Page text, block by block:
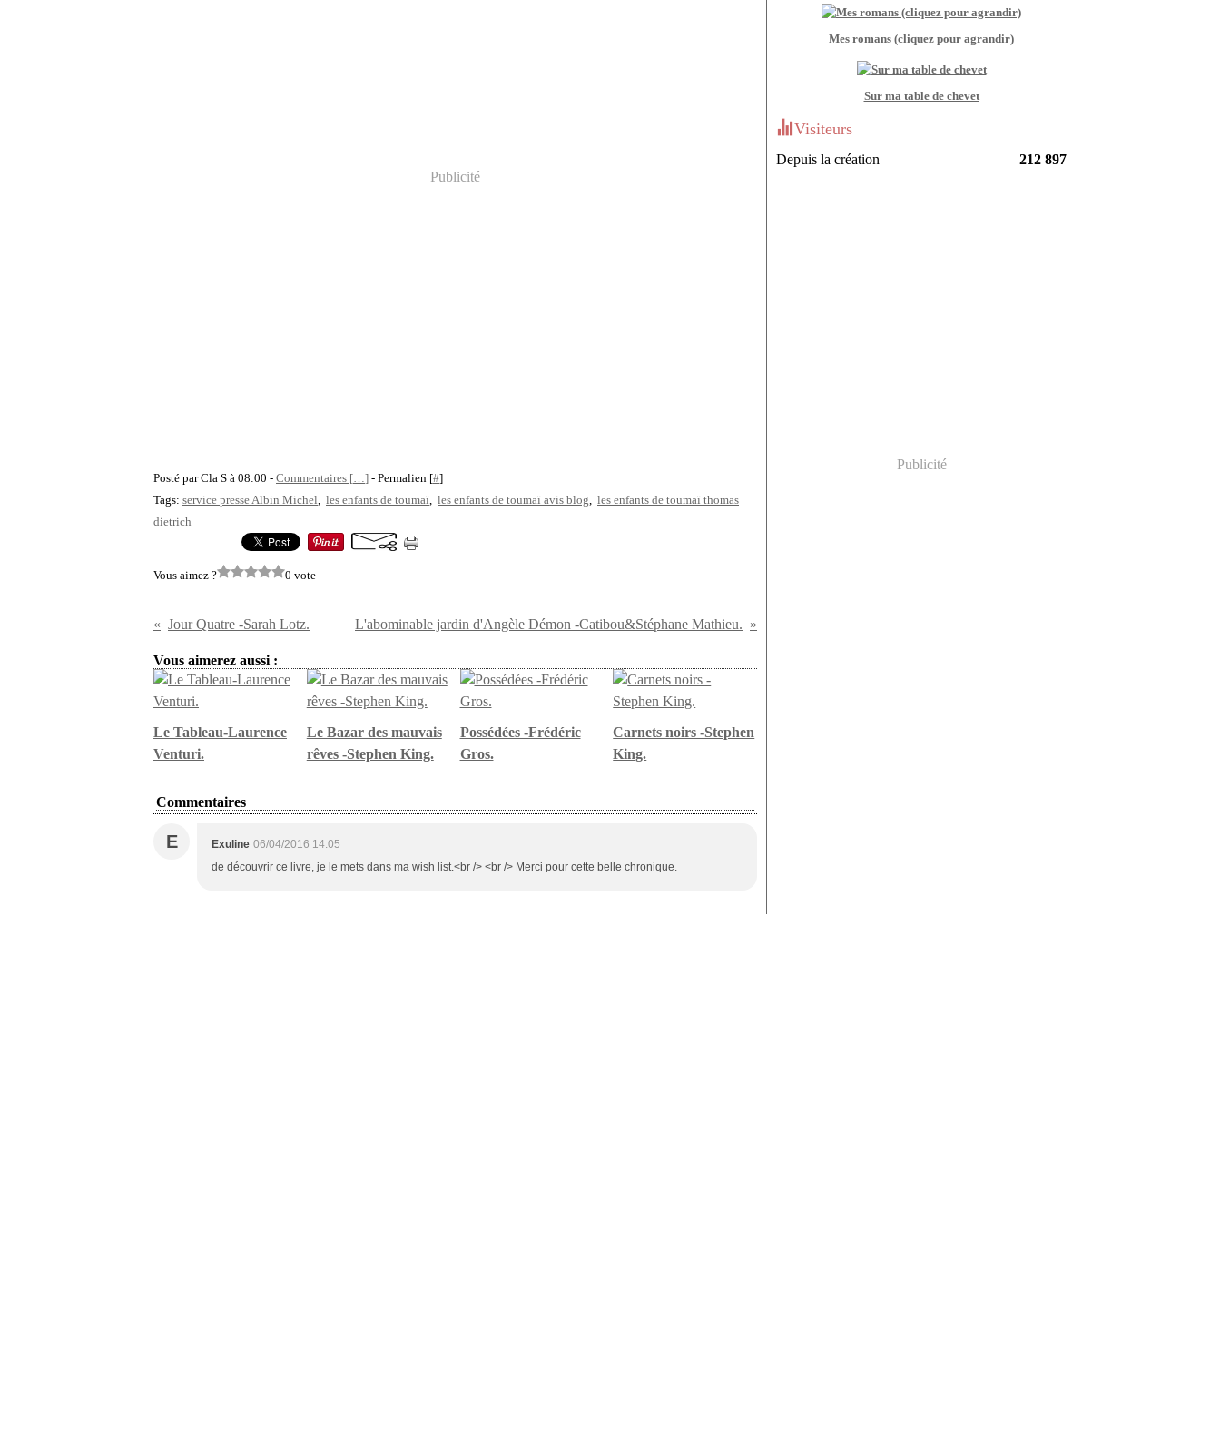
Publicité
Posté par Cla S à 08:00 - Commentaires […] - Permalien [#]
Tags: service presse Albin Michel, les enfants de toumaï, les enfants de toumaï avis blog, les enfants de toumaï thomas
dietrich
Vous aimez ? 0 vote
Jour Quatre -Sarah Lotz. L'abominable jardin d'Angèle Démon -Catibou&Stéphane Mathieu.
Vous aimerez aussi :
Le Tableau-Laurence
Venturi.
Le Bazar des mauvais
rêves -Stephen King.
Possédées -Frédéric
Gros.
Carnets noirs -Stephen
King.
Commentaires
E Exuline 06/04/2016 14:05
de découvrir ce livre, je le mets dans ma wish list.<br /> <br /> Merci pour cette belle chronique.
Mes romans (cliquez pour agrandir)
Sur ma table de chevet
Visiteurs
Depuis la création 212 897
Publicité